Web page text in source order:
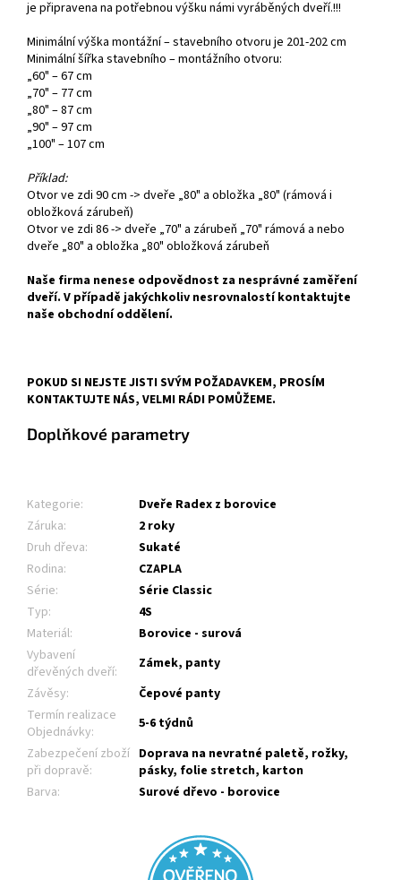
je připravena na potřebnou výšku námi vyráběných dveří.!!!
Minimální výška montážní – stavebního otvoru je 201-202 cm
Minimální šířka stavebního – montážního otvoru:
„60" – 67 cm
„70" – 77 cm
„80" – 87 cm
„90" – 97 cm
„100" – 107 cm
Příklad:
Otvor ve zdi 90 cm -> dveře „80" a obložka „80" (rámová i
obložková zárubeň)
Otvor ve zdi 86 -> dveře „70" a zárubeň „70" rámová a nebo
dveře „80" a obložka „80" obložková zárubeň
Naše firma nenese odpovědnost za nesprávné zaměření
dveří. V případě jakýchkoliv nesrovnalostí kontaktujte
naše obchodní oddělení.
POKUD SI NEJSTE JISTI SVÝM POŽADAVKEM, PROSÍM
KONTAKTUJTE NÁS, VELMI RÁDI POMŮŽEME.
Doplňkové parametry
Kategorie:
Dveře Radex z borovice
Záruka:
2 roky
Druh dřeva:
Sukaté
Rodina:
CZAPLA
Série:
Série Classic
Typ:
4S
Materiál:
Borovice - surová
Vybavení
dřevěných dveří:
Zámek, panty
Závěsy:
Čepové panty
Termín realizace
Objednávky:
5-6 týdnů
Zabezpečení zboží
při dopravě:
Doprava na nevratné paletě, rožky,
pásky, folie stretch, karton
Barva: Surové dřevo - borovice